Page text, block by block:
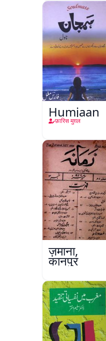
Humjaan
फ़ारिस मुग़ल
ज़माना,
कानपुर